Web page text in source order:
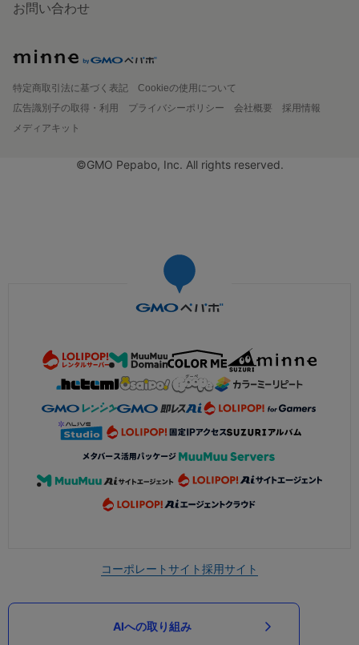
お問い合わせ
特定商取引法に基づく表記
Cookieの使用について
広告識別子の取得・利用
プライバシーポリシー 会社概要
採用情報
メディアキット
©GMO Pepabo, Inc. All rights reserved.
コーポレートサイト採用サイト
AIへの取り組み